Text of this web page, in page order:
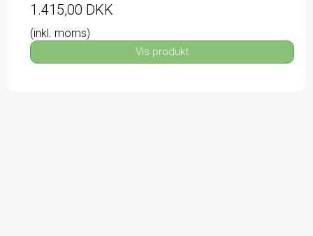
1.415,00 DKK
(inkl. moms)
Vis produkt